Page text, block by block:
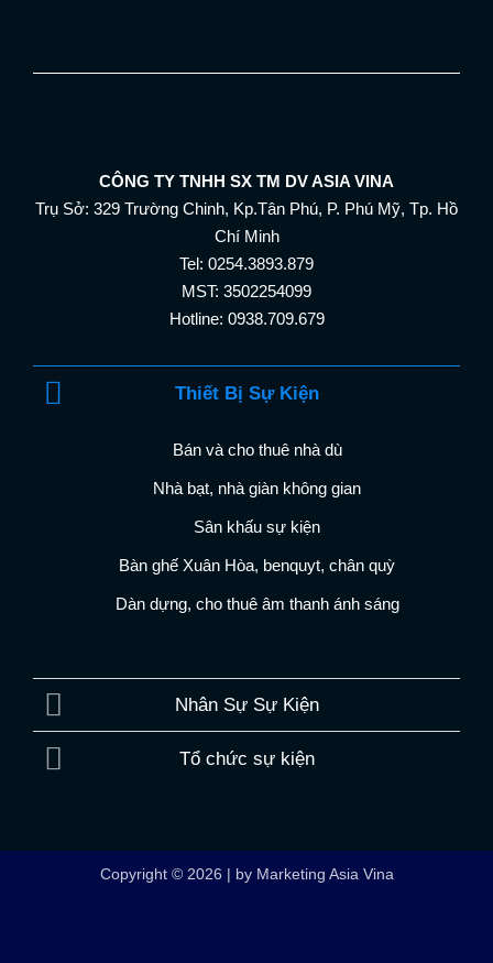
CÔNG TY TNHH SX TM DV ASIA VINA
Trụ Sở: 329 Trường Chinh, Kp.Tân Phú, P. Phú Mỹ, Tp. Hồ
Chí Minh
Tel: 0254.3893.879
MST: 3502254099
Hotline: 0938.709.679
Thiết Bị Sự Kiện
Bán và cho thuê nhà dù
Nhà bạt, nhà giàn không gian
Sân khấu sự kiện
Bàn ghế Xuân Hòa, benquyt, chân quỳ
Dàn dựng, cho thuê âm thanh ánh sáng
Nhân Sự Sự Kiện
Tổ chức sự kiện
Copyright © 2026 | by Marketing Asia Vina